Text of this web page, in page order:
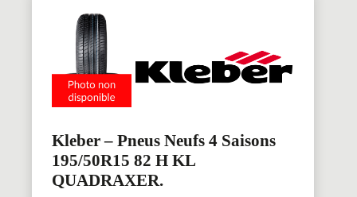
Kleber – Pneus Neufs 4 Saisons
195/50R15 82 H KL
QUADRAXER.